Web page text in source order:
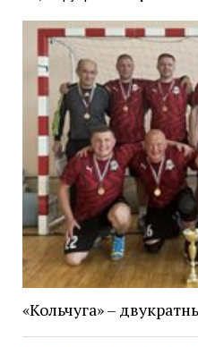
«Кольчуга» –